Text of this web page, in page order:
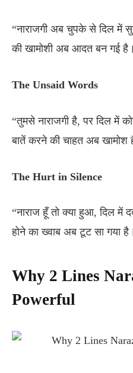
“नाराजगी अब चुपके से दिल में
की खामोशी अब आदत बन गई
The Unsaid Words
“तुमसे नाराजगी है, पर दिल में
बातें करने की चाहत अब खामोश
The Hurt in Silence
“नाराज हूँ तो क्या हुआ, दिल में
होने का ख्वाब अब टूट सा गया
Why 2 Lines
Powerful